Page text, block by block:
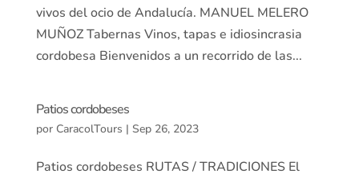
vivos del ocio de Andalucía. MANUEL MELERO
MUÑOZ Tabernas Vinos, tapas e idiosincrasia
cordobesa Bienvenidos a un recorrido de las...
Patios cordobeses
por CaracolTours | Sep 26, 2023
Patios cordobeses RUTAS / TRADICIONES El